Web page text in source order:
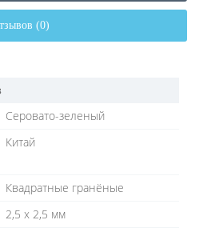
(0)
Серовато-зеленый
Китай
Квадратные гранёные
2,5 х 2,5 мм